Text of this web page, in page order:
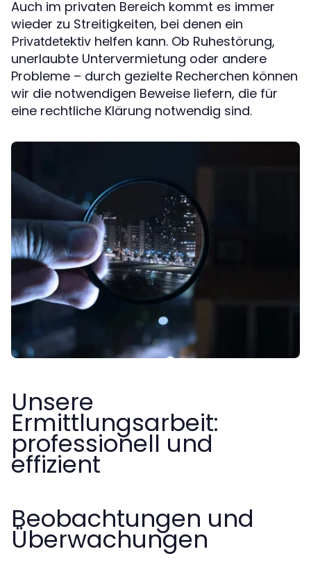
Auch im privaten Bereich kommt es immer
wieder zu Streitigkeiten, bei denen ein
Privatdetektiv helfen kann. Ob Ruhestörung,
unerlaubte Untervermietung oder andere
Probleme – durch gezielte Recherchen können
wir die notwendigen Beweise liefern, die für
eine rechtliche Klärung notwendig sind.
Unsere
Ermittlungsarbeit:
professionell und
effizient
Beobachtungen und
Überwachungen